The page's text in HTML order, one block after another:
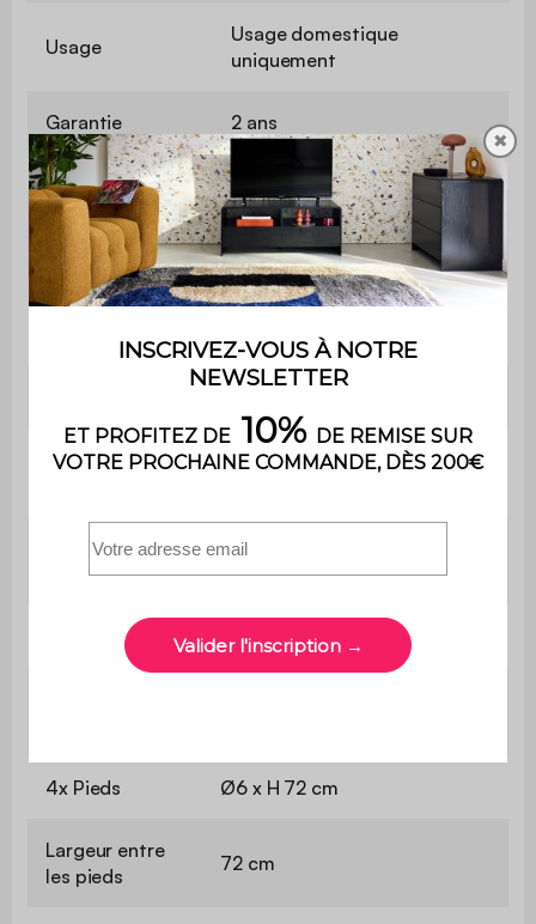
Usage
Usage domestique
uniquement
Garantie 2 ans
Montage
Le montage est très simple,
une notice est fournie
Matière du
Nombre de
1
Table (sans /
avec rallonge)
L 160 x l 90 x H 75 cm / L 210 x
l 90 x H 75 cm
L 50 x l 90 cm
4x Pieds Ø6 x H 72 cm
Largeur entre
les pieds
72 cm
✖